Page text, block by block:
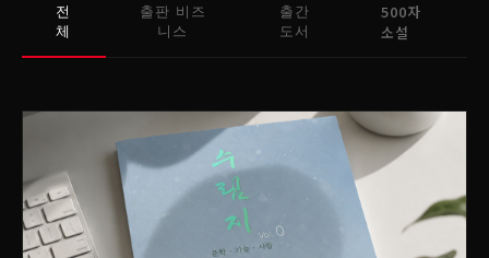
전
체
출판 비즈
니스
출간
도서
500자
소설